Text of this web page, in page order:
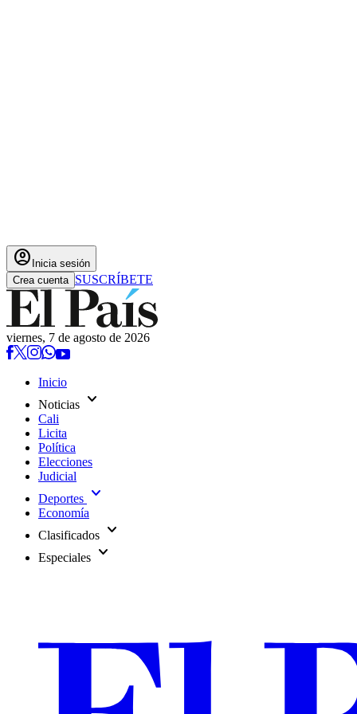
account_circle Inicia sesión
Crea cuenta SUSCRÍBETE
viernes, 7 de agosto de 2026
Inicio
Noticias expand_more
Cali
Licita
Política
Elecciones
Judicial
Deportes expand_more
Economía
Clasificados expand_more
Especiales expand_more